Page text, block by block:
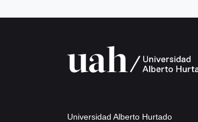
Universidad Alberto Hurtado